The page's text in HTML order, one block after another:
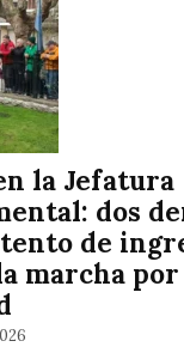
la Jefatura
dos
de
marcha por